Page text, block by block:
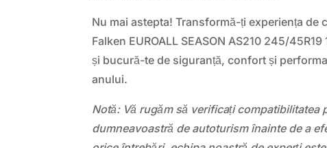
Nu mai astepta! Transformă-ți experiența de
Falken EUROALL SEASON AS210 245/
și bucură-te de siguranță, confort și
anului.
Notă: Vă rugăm să verificați
dumneavoastră de autoturism înainte de a